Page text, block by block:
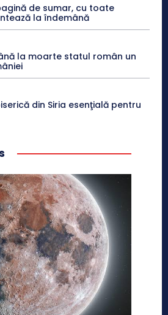
de sumar, cu toate
la îndemână
la moarte statul român un
din Siria esenţială pentru